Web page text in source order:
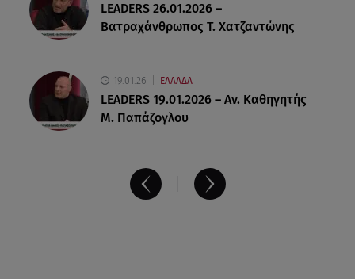
Διακοπές στην Κρήτη κάνει ο πρωθυπουργός
LEADERS 26.01.2026 –
Βατραχάνθρωπος Τ. Χατζαντώνης
19.01.26 ΕΛΛΑΔΑ
LEADERS 19.01.2026 – Αν. Καθηγητής
Μ. Παπάζογλου